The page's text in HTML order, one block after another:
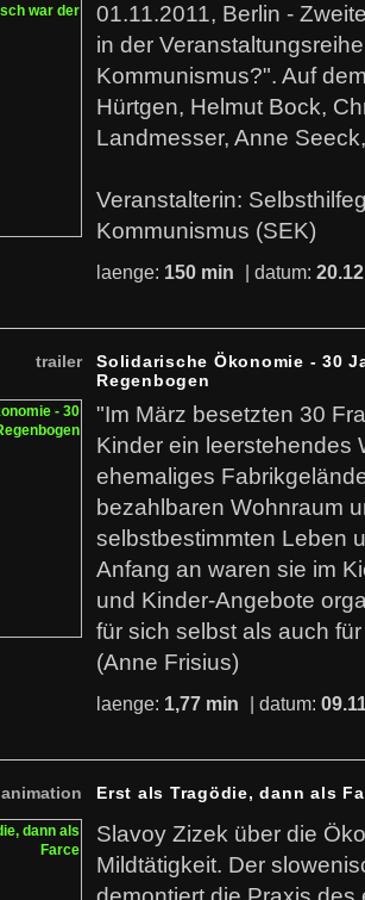
01.11.2011, Berlin -
in der
Kommunismus?". Auf
Hürtgen, Helmut Bock,
Landmesser, Anne
Veranstalterin:
Kommunismus (SEK)
laenge: 150 min | datum:
trailer
Solidarische Ökonomie - 30
Regenbogen
"Im März besetzten 30
Kinder ein leerstehendes
ehemaliges
bezahlbaren Wohnraum
selbstbestimmten Leben
Anfang an waren sie im
und Kinder-Angebote
für sich selbst als auch
(Anne Frisius)
laenge: 1,77 min | datum:
animation Erst als Tragödie, dann als
Slavoy Zizek über die
Mildtätigkeit. Der